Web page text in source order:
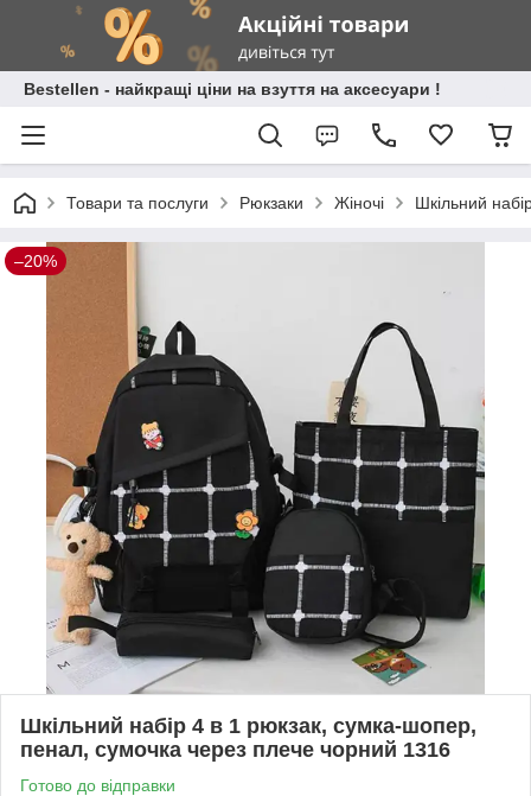
Bestellen - найкращі ціни на взуття на аксесуари !
Товари та послуги Рюкзаки Жіночі Шкільний
–20%
Шкільний набір 4 в 1 рюкзак, сумка-шопер,
пенал, сумочка через плече чорний 1316
Готово до відправки